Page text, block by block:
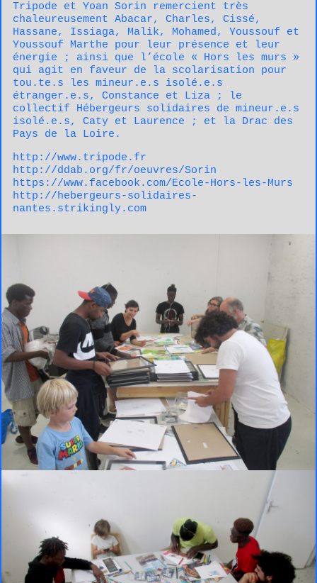
Tripode et Yoan Sorin remercient très
chaleureusement Abacar, Charles, Cissé,
Hassane, Issiaga, Malik, Mohamed, Youssouf et
Youssouf Marthe pour leur présence et leur
énergie ; ainsi que l’école « Hors les murs »
qui agit en faveur de la scolarisation pour
tou.te.s les mineur.e.s isolé.e.s
étranger.e.s, Constance et Liza ; le
collectif Hébergeurs solidaires de mineur.e.s
isolé.e.s, Caty et Laurence ; et la Drac des
Pays de la Loire.
http://www.tripode.fr
http://ddab.org/fr/oeuvres/Sorin
https://www.facebook.com/Ecole-Hors-les-Murs
http://hebergeurs-solidaires-
nantes.strikingly.com